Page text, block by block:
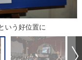
いう好位置に